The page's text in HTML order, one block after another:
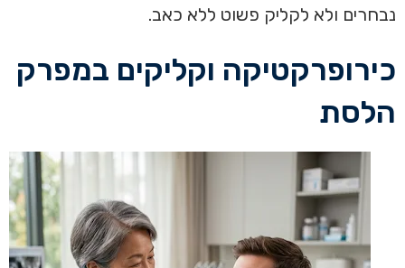
נבחרים ולא לקליק פשוט ללא כאב.
כירופרקטיקה וקליקים במפרק
הלסת